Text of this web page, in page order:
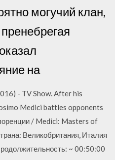
могучий клан,
на
- TV Show. After his
Medici battles opponents
/ Medici: Masters of
Великобритания, Италия
~ 00:50:00